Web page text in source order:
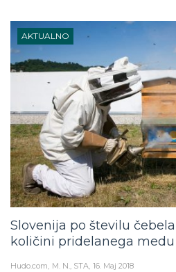
AKTUALNO
Slovenija po številu
količini pridelanega
Hudo.com M. N., STA 16. Maj 2018